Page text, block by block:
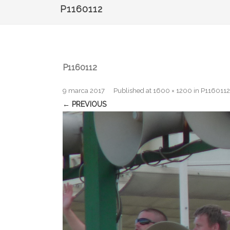
P1160112
P1160112
Published
9 marca 2017 at 1600 × 1200 in P1160112
← PREVIOUS